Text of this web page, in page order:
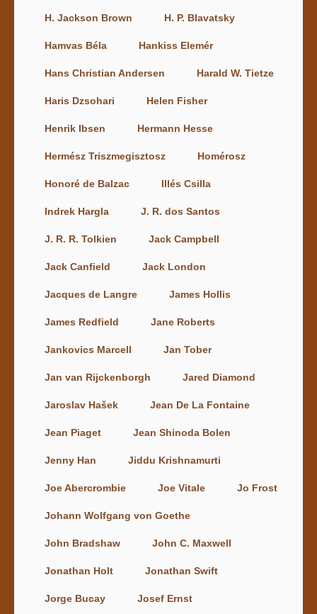
H. Jackson Brown H. P. Blavatsky
Hamvas Béla Hankiss Elemér
Hans Christian Andersen Harald W. Tietze
Haris Dzsohari Helen Fisher
Henrik Ibsen Hermann Hesse
Hermész Triszmegisztosz Homérosz
Honoré de Balzac Illés Csilla
Indrek Hargla J. R. dos Santos
J. R. R. Tolkien Jack Campbell
Jack Canfield Jack London
Jacques de Langre James Hollis
James Redfield Jane Roberts
Jankovics Marcell Jan Tober
Jan van Rijckenborgh Jared Diamond
Jaroslav Hašek Jean De La Fontaine
Jean Piaget Jean Shinoda Bolen
Jenny Han Jiddu Krishnamurti
Joe Abercrombie Joe Vitale Jo Frost
Johann Wolfgang von Goethe
John Bradshaw John C. Maxwell
Jonathan Holt Jonathan Swift
Jorge Bucay Josef Ernst